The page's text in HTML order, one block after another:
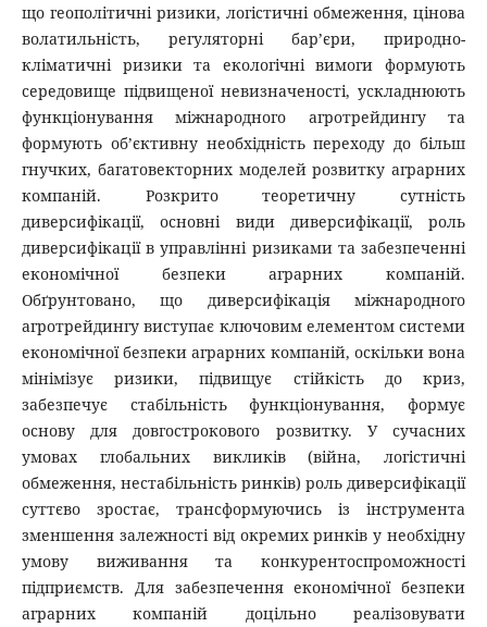
що геополітичні ризики, логістичні обмеження, цінова
волатильність, регуляторні бар’єри, природно-
кліматичні ризики та екологічні вимоги формують
середовище підвищеної невизначеності, ускладнюють
функціонування міжнародного агротрейдингу та
формують об’єктивну необхідність переходу до більш
гнучких, багатовекторних моделей розвитку аграрних
компаній. Розкрито теоретичну сутність
диверсифікації, основні види диверсифікації, роль
диверсифікації в управлінні ризиками та забезпеченні
економічної безпеки аграрних компаній.
Обґрунтовано, що диверсифікація міжнародного
агротрейдингу виступає ключовим елементом системи
економічної безпеки аграрних компаній, оскільки вона
мінімізує ризики, підвищує стійкість до криз,
забезпечує стабільність функціонування, формує
основу для довгострокового розвитку. У сучасних
умовах глобальних викликів (війна, логістичні
обмеження, нестабільність ринків) роль диверсифікації
суттєво зростає, трансформуючись із інструмента
зменшення залежності від окремих ринків у необхідну
умову виживання та конкурентоспроможності
підприємств. Для забезпечення економічної безпеки
аграрних компаній доцільно реалізовувати